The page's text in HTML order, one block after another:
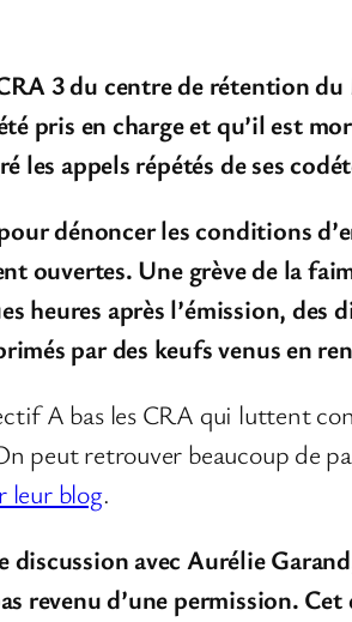
3 du centre de rétention
pris en charge et qu’il est
les appels répétés de ses
dénoncer les conditions
ouvertes. Une grève de la
heures après l’émission, des
par des keufs venus en
A bas les CRA qui luttent
peut retrouver beaucoup de
leur blog.
discussion avec Aurélie
revenu d’une permission. Cet